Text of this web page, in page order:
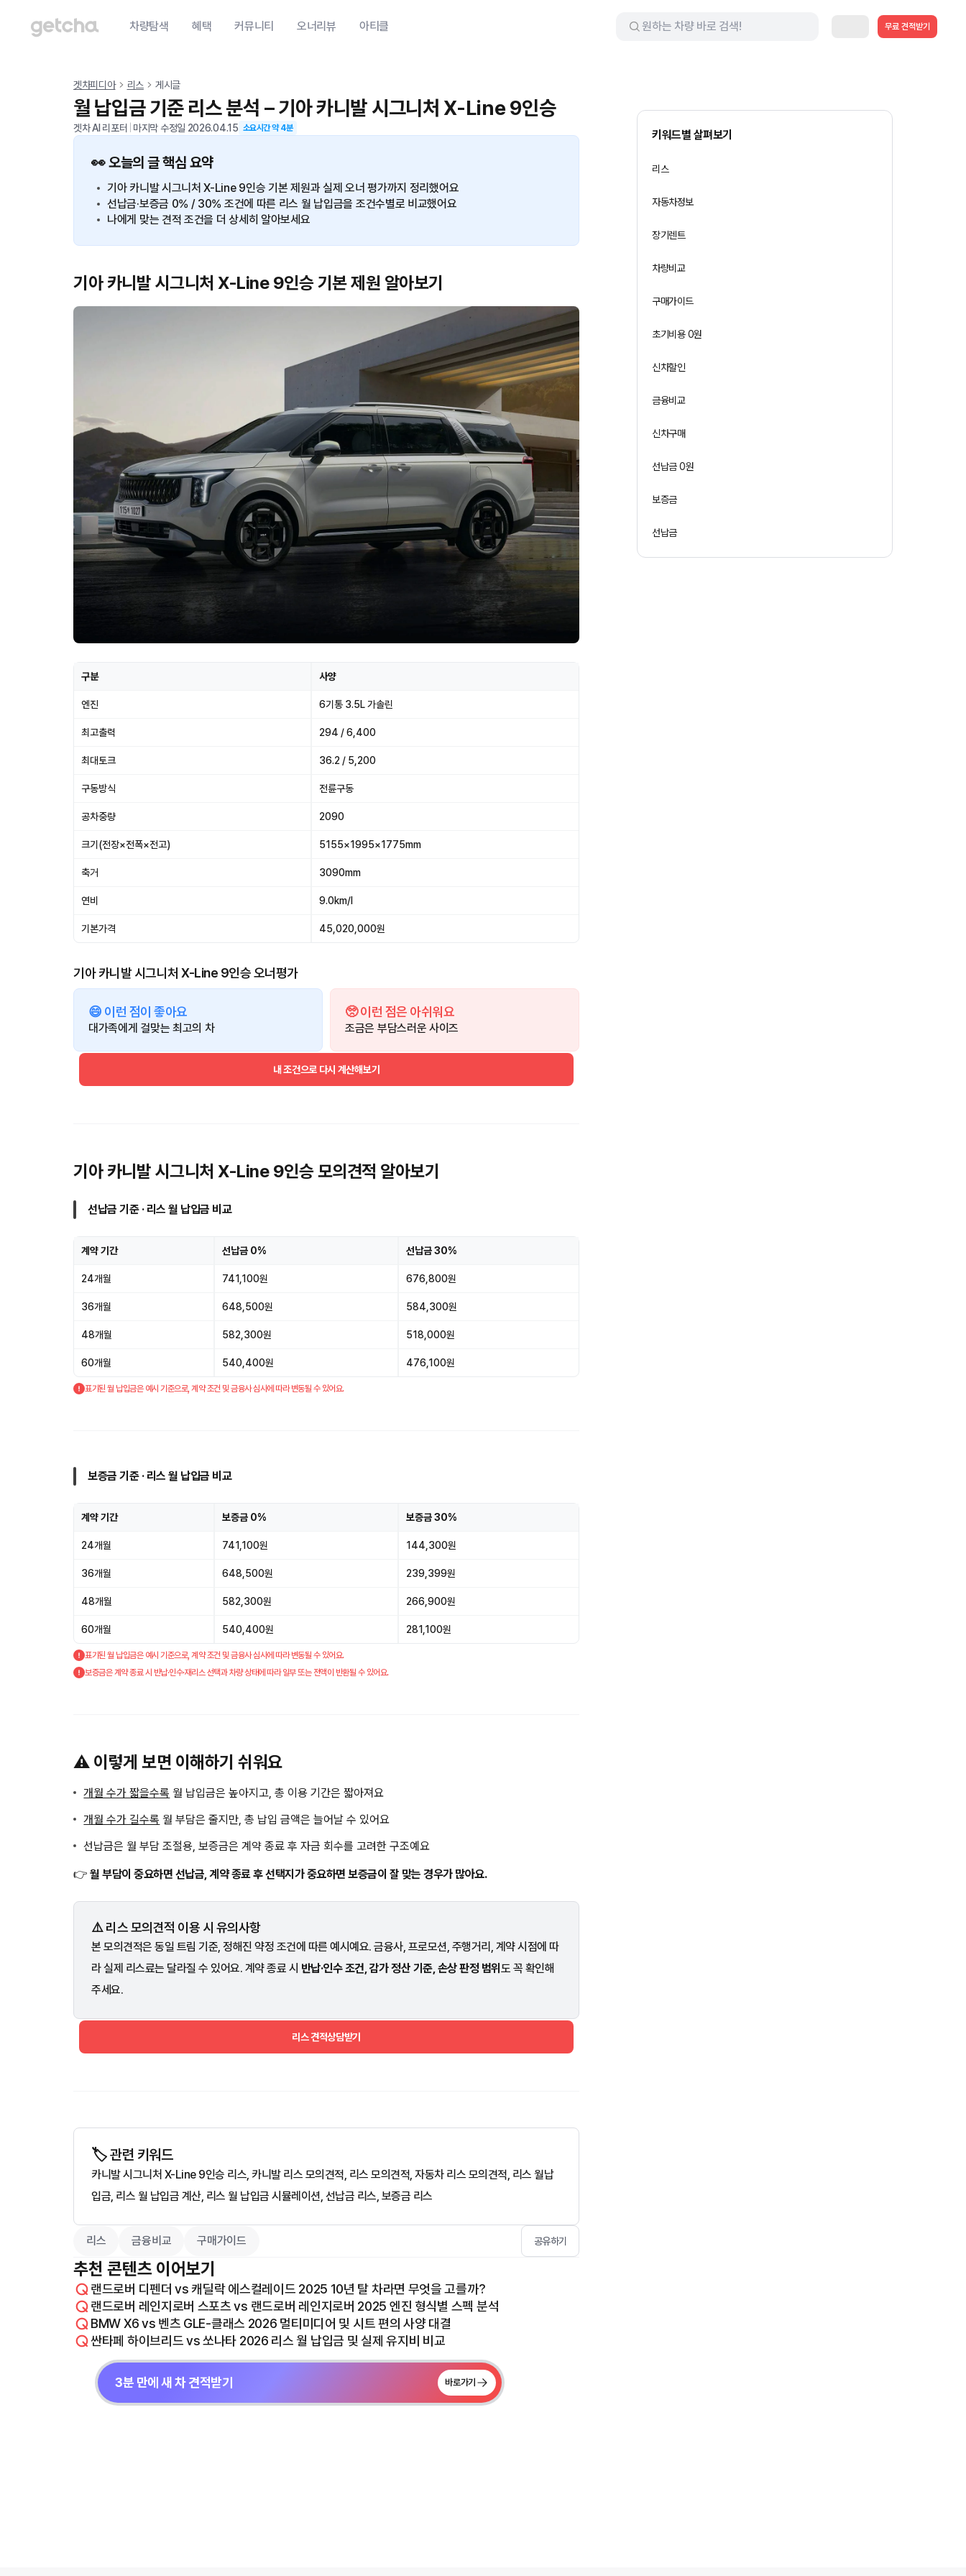
차량탐색 혜택 커뮤니티 오너리뷰 아티클 무료 견적받기
겟차피디아 리스 게시글
월 납입금 기준 리스 분석 – 기아 카니발 시그니처 X-Line 9인승
겟차 AI 리포터 마지막 수정일 2026.04.15 소요시간 약4분
👀 오늘의 글 핵심 요약
기아 카니발 시그니처 X-Line 9인승 기본 제원과 실제 오너 평가까지 정리했어요
선납금·보증금 0% / 30% 조건에 따른 리스 월 납입금을 조건수별로 비교했어요
나에게 맞는 견적 조건을 더 상세히 알아보세요
기아 카니발 시그니처 X-Line 9인승 기본 제원 알아보기
구분 사양
엔진 6기통 3.5L 가솔린
최고출력 294 / 6,400
최대토크 36.2 / 5,200
구동방식 전륜구동
공차중량 2090
크기(전장×전폭×전고) 5155×1995×1775mm
축거 3090mm
연비 9.0km/l
기본가격 45,020,000원
기아 카니발 시그니처 X-Line 9인승 오너평가
😄 이런 점이 좋아요
대가족에게 걸맞는 최고의 차
🥺 이런 점은 아쉬워요
조금은 부담스러운 사이즈
내 조건으로 다시 계산해보기
기아 카니발 시그니처 X-Line 9인승 모의견적 알아보기
선납금 기준 · 리스 월 납입금 비교
계약 기간 선납금 0% 선납금 30%
24개월 741,100원 676,800원
36개월 648,500원 584,300원
48개월 582,300원 518,000원
60개월 540,400원 476,100원
표기된 월 납입금은 예시 기준으로, 계약 조건 및 금융사 심사에 따라 변동될 수 있어요.
보증금 기준 · 리스 월 납입금 비교
계약 기간 보증금 0% 보증금 30%
24개월 741,100원 144,300원
36개월 648,500원 239,399원
48개월 582,300원 266,900원
60개월 540,400원 281,100원
표기된 월 납입금은 예시 기준으로, 계약 조건 및 금융사 심사에 따라 변동될 수 있어요.
보증금은 계약 종료 시 반납·인수·재리스 선택과 차량 상태에 따라 일부 또는 전액이 반환될 수 있어요.
⚠️ 이렇게 보면 이해하기 쉬워요
개월 수가 짧을수록 월 납입금은 높아지고, 총 이용 기간은 짧아져요
개월 수가 길수록 월 부담은 줄지만, 총 납입 금액은 늘어날 수 있어요
선납금은 월 부담 조절용, 보증금은 계약 종료 후 자금 회수를 고려한 구조예요
👉 월 부담이 중요하면 선납금, 계약 종료 후 선택지가 중요하면 보증금이 잘 맞는 경우가 많아요.
⚠️ 리스 모의견적 이용 시 유의사항
본 모의견적은 동일 트림 기준, 정해진 약정 조건에 따른 예시예요. 금융사, 프로모션, 주행거리, 계약 시점에 따
라 실제 리스료는 달라질 수 있어요. 계약 종료 시 반납·인수 조건, 감가 정산 기준, 손상 판정 범위 도 꼭 확인해
주세요.
리스 견적상담받기
🏷️ 관련 키워드
카니발 시그니처 X-Line 9인승 리스, 카니발 리스 모의견적, 리스 모의견적, 자동차 리스 모의견적, 리스 월납
입금, 리스 월 납입금 계산, 리스 월 납입금 시뮬레이션, 선납금 리스, 보증금 리스
리스 금융비교 구매가이드 공유하기
추천 콘텐츠 이어보기
랜드로버 디펜더 vs 캐딜락 에스컬레이드 2025 10년 탈 차라면 무엇을 고를까?
랜드로버 레인지로버 스포츠 vs 랜드로버 레인지로버 2025 엔진 형식별 스펙 분석
BMW X6 vs 벤츠 GLE-클래스 2026 멀티미디어 및 시트 편의 사양 대결
싼타페 하이브리드 vs 쏘나타 2026 리스 월 납입금 및 실제 유지비 비교
3분 만에 새 차 견적받기 바로가기
키워드별 살펴보기
리스
자동차정보
장기렌트
차량비교
구매가이드
초기비용 0원
신차할인
금융비교
신차구매
선납금 0원
보증금
선납금